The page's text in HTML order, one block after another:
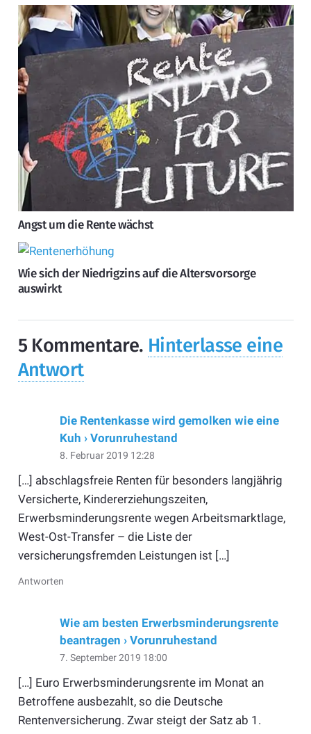
Angst um die Rente wächst
Wie sich der Niedrigzins auf die Altersvorsorge
auswirkt
5 Kommentare. Hinterlasse eine
Antwort
Die Rentenkasse wird gemolken wie eine
Kuh › Vorunruhestand
8. Februar 2019 12:28
[…] abschlagsfreie Renten für besonders langjährig
Versicherte, Kindererziehungszeiten,
Erwerbsminderungsrente wegen Arbeitsmarktlage,
West-Ost-Transfer – die Liste der
versicherungsfremden Leistungen ist […]
Antworten
Wie am besten Erwerbsminderungsrente
beantragen › Vorunruhestand
7. September 2019 18:00
[…] Euro Erwerbsminderungsrente im Monat an
Betroffene ausbezahlt, so die Deutsche
Rentenversicherung. Zwar steigt der Satz ab 1.